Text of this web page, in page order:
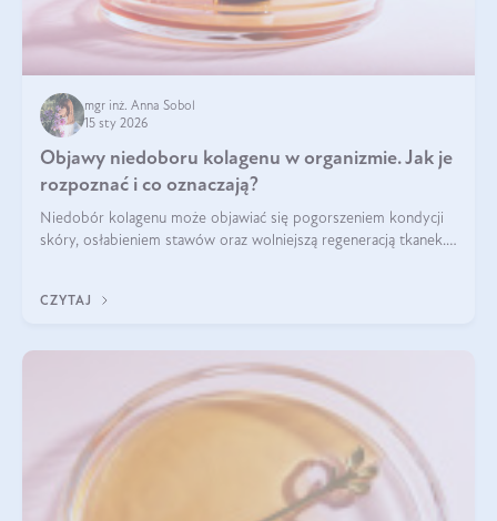
mgr inż. Anna Sobol
15 sty 2026
Objawy niedoboru kolagenu w organizmie. Jak je
rozpoznać i co oznaczają?
Niedobór kolagenu może objawiać się pogorszeniem kondycji
skóry, osłabieniem stawów oraz wolniejszą regeneracją tkanek.
osłabienie włosów.
CZYTAJ